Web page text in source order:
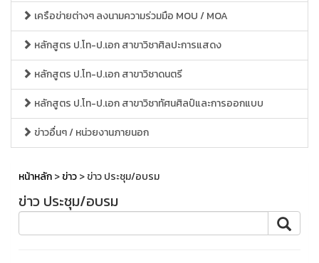
เครือข่ายต่างๆ ลงนามความร่วมมือ MOU / MOA
หลักสูตร ป.โท-ป.เอก สาขาวิชาศิลปะการแสดง
หลักสูตร ป.โท-ป.เอก สาขาวิชาดนตรี
หลักสูตร ป.โท-ป.เอก สาขาวิชาทัศนศิลป์และการออกแบบ
ข่าวอื่นๆ / หน่วยงานภายนอก
หน้าหลัก>ข่าว> ข่าว ประชุม/อบรม
ข่าว ประชุม/อบรม